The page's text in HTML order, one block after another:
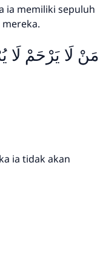
ia memiliki sepuluh
مَنْ لَا يَرْحَمْ لَا
ia tidak akan